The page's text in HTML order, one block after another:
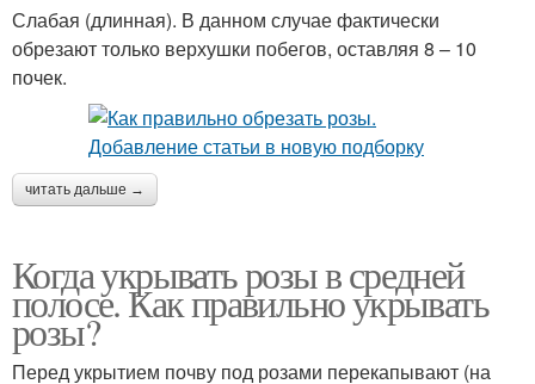
Слабая (длинная). В данном случае фактически
обрезают только верхушки побегов, оставляя 8 – 10
почек.
читать дальше →
Когда укрывать розы в средней
полосе. Как правильно укрывать
розы?
Перед укрытием почву под розами перекапывают (на